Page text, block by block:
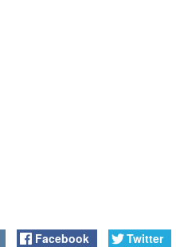
Facebook
Twitter